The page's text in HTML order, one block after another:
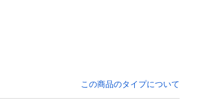
この商品のタイプについて